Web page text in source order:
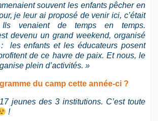
souvent les enfants pêcher en
je leur ai proposé de venir ici, c’était
venaient de temps en temps.
devenu un grand weekend, organisé
les enfants et les éducateurs posent
de ce havre de paix. Et nous, le
plein d’activités. »
du camp cette année-ci ?
jeunes des 3 institutions. C’est toute
!